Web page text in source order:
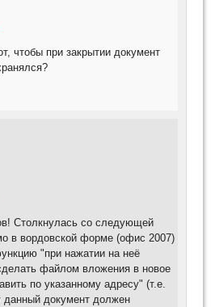
чтобы при закрытии документ
Столкнулась со следующей
в вордовской форме (офис 2007)
"при нажатии на неё
файлом вложения в новое
по указанному адресу" (т.е.
данный документ должен